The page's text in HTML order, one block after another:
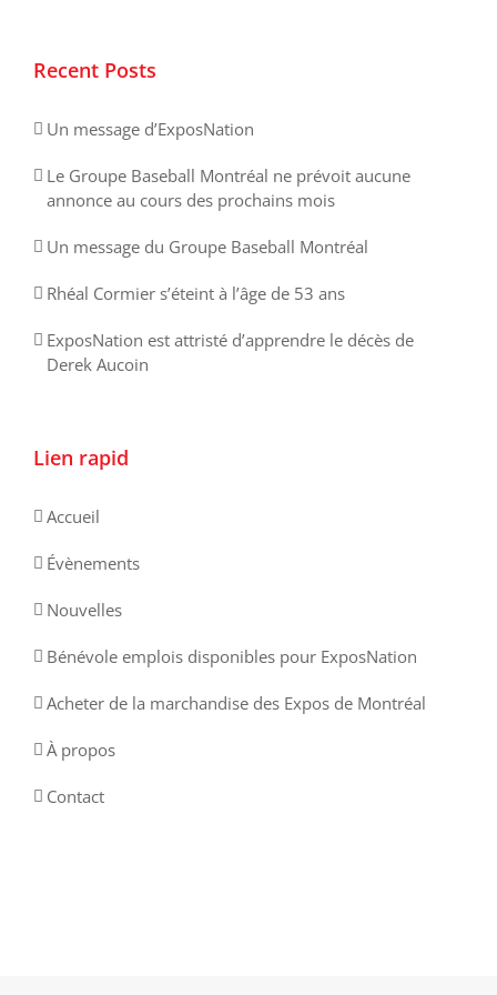
Recent Posts
Un message d’ExposNation
Le Groupe Baseball Montréal ne prévoit aucune
annonce au cours des prochains mois
Un message du Groupe Baseball Montréal
Rhéal Cormier s’éteint à l’âge de 53 ans
ExposNation est attristé d’apprendre le décès de
Derek Aucoin
Lien rapid
Accueil
Évènements
Nouvelles
Bénévole emplois disponibles pour ExposNation
Acheter de la marchandise des Expos de Montréal
À propos
Contact